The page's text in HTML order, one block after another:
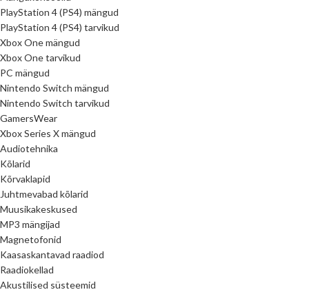
PlayStation 4 (PS4) mängud
PlayStation 4 (PS4) tarvikud
Xbox One mängud
Xbox One tarvikud
PC mängud
Nintendo Switch mängud
Nintendo Switch tarvikud
GamersWear
Xbox Series X mängud
Audiotehnika
Kõlarid
Kõrvaklapid
Juhtmevabad kõlarid
Muusikakeskused
MP3 mängijad
Magnetofonid
Kaasaskantavad raadiod
Raadiokellad
Akustilised süsteemid